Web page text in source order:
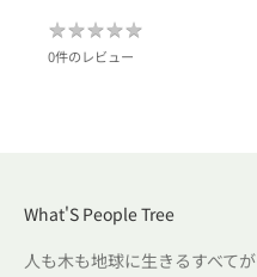
★★★★★
★★★★★
0件のレビュー
What'S People Tree
人も木も地球に生きるすべて